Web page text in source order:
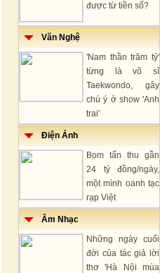
được từ tiền số?
Văn Nghệ
'Nam thần trăm tỷ'
từng là võ sĩ
Taekwondo, gây
chú ý ở show 'Anh
trai'
Điện Ảnh
Bom tấn thu gần
24 tỷ đồng/ngày,
một mình oanh tạc
rạp Việt
Âm Nhạc
Những ngày cuối
đời của tác giả lời
thơ 'Hà Nội mùa